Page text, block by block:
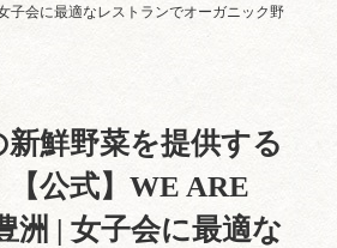
子会に最適なレストランでオーガニック野
新鮮野菜を提供する
公式】WE ARE
洲 | 女子会に最適な